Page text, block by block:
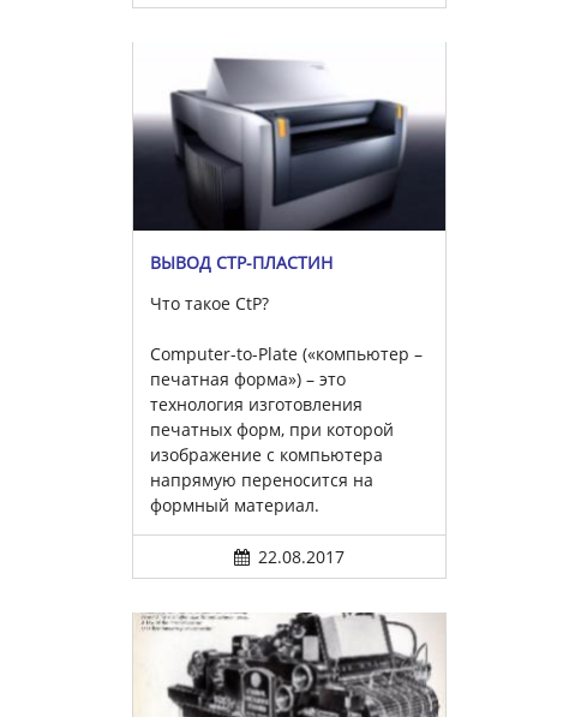
ВЫВОД CTP-ПЛАСТИН
Что такое CtP?
Computer-to-Plate («компьютер –
печатная форма») – это
технология изготовления
печатных форм, при которой
изображение с компьютера
напрямую переносится на
формный материал.
22.08.2017